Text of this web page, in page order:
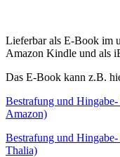
Lieferbar als E-Book im
Amazon Kindle und als
Das E-Book kann z.B.
Bestrafung und
Amazon)
Bestrafung und
Thalia)